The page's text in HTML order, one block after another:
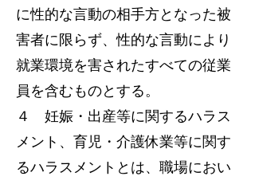
に性的な言動の相手方となった被
害者に限らず、性的な言動により
就業環境を害されたすべての従業
員を含むものとする。
４ 妊娠・出産等に関するハラス
メント、育児・介護休業等に関す
るハラスメントとは、職場におい